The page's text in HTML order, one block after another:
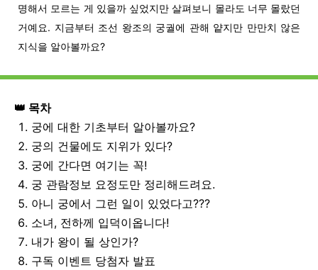
명해서 모르는 게 있을까 싶었지만 살펴보니 몰라도 너무 몰랐던
거예요. 지금부터 조선 왕조의 궁궐에 관해 얕지만 만만치 않은
지식을 알아볼까요?
👑 목차
1. 궁에 대한 기초부터 알아볼까요?
2. 궁의 건물에도 지위가 있다?
3. 궁에 간다면 여기는 꼭!
4. 궁 관람정보 요정도만 정리해드려요.
5. 아니 궁에서 그런 일이 있었다고???
6. 소녀, 전하께 입덕이옵니다!
7. 내가 왕이 될 상인가?
8. 구독 이벤트 당첨자 발표